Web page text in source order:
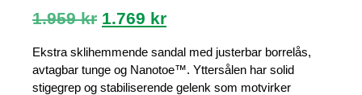
1.959kr Opprinnelig
var:
1.959 kr.
1.769 krNåværende
er:
1.769 kr.
Ekstra sklihemmende sandal med justerbar borrelås,
avtagbar tunge og Nanotoe™. Yttersålen har solid
stigegrep og stabiliserende gelenk som motvirker